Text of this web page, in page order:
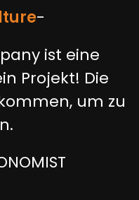
-
ist eine
Projekt! Die
um zu